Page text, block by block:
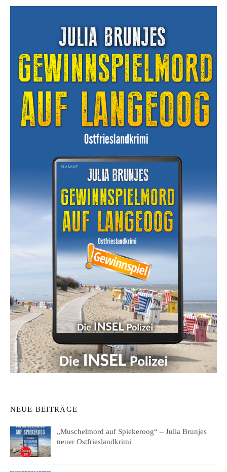
NEUE BEITRÄGE
„Muschelmord auf Spiekeroog“ – Julia Brunjes
neuer Ostfrieslandkrimi